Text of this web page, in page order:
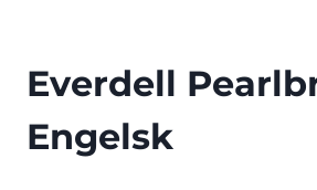
Everdell
Engelsk